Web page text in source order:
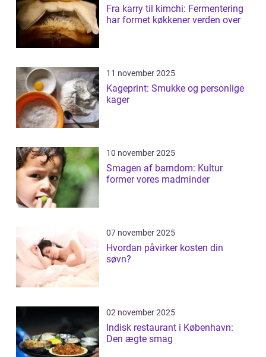
Fra karry til kimchi: Fermentering
har formet køkkener verden over
11 november 2025
Kageprint: Smukke og personlige
kager
10 november 2025
Smagen af barndom: Kultur
former vores madminder
07 november 2025
Hvordan påvirker kosten din
søvn?
02 november 2025
Indisk restaurant i København:
Den ægte smag